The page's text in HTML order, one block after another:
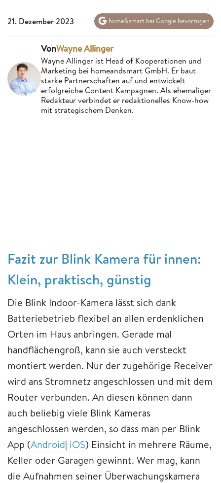
21. Dezember 2023 home&smart bei Google bevorzugen
VonWayne Allinger
Wayne Allinger ist Head of Kooperationen und
Marketing bei homeandsmart GmbH. Er baut
starke Partnerschaften auf und entwickelt
erfolgreiche Content Kampagnen. Als ehemaliger
Redakteur verbindet er redaktionelles Know-how
mit strategischem Denken.
Fazit zur Blink Kamera für innen:
Klein, praktisch, günstig
Die Blink Indoor-Kamera lässt sich dank
Batteriebetrieb flexibel an allen erdenklichen
Orten im Haus anbringen. Gerade mal
handflächengroß, kann sie auch versteckt
montiert werden. Nur der zugehörige Receiver
wird ans Stromnetz angeschlossen und mit dem
Router verbunden. An diesen können dann
auch beliebig viele Blink Kameras
angeschlossen werden, so dass man per Blink
App (Android| iOS) Einsicht in mehrere Räume,
Keller oder Garagen gewinnt. Wer mag, kann
die Aufnahmen seiner Überwachungskamera